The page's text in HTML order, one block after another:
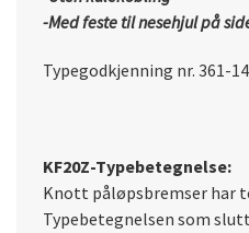
-Med feste til nesehjul på
Typegodkjenning nr. 361-
KF20Z-Typebetegnelse:
Knott påløpsbremser har
Typebetegnelsen som